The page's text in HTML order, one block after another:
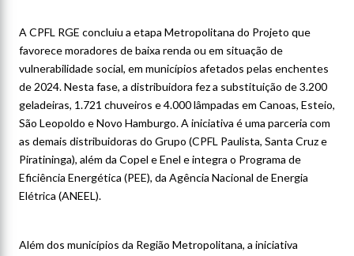
A CPFL RGE concluiu a etapa Metropolitana do Projeto que
favorece moradores de baixa renda ou em situação de
vulnerabilidade social, em municípios afetados pelas enchentes
de 2024. Nesta fase, a distribuidora fez a substituição de 3.200
geladeiras, 1.721 chuveiros e 4.000 lâmpadas em Canoas, Esteio,
São Leopoldo e Novo Hamburgo. A iniciativa é uma parceria com
as demais distribuidoras do Grupo (CPFL Paulista, Santa Cruz e
Piratininga), além da Copel e Enel e integra o Programa de
Eficiência Energética (PEE), da Agência Nacional de Energia
Elétrica (ANEEL).
Além dos municípios da Região Metropolitana, a iniciativa